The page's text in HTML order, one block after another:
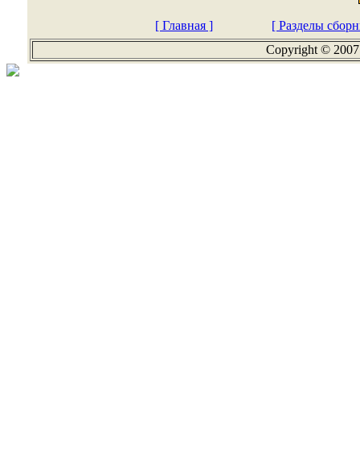
[ Главная ]
[ Разделы
Copyright ©